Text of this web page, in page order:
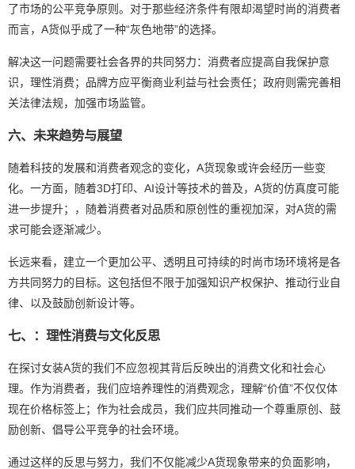
了市场的公平竞争原则。对于那些经济条件有限却渴望时尚的消费者
而言，A货似乎成了一种“灰色地带”的选择。
解决这一问题需要社会各界的共同努力：消费者应提高自我保护意
识，理性消费；品牌方应平衡商业利益与社会责任；政府则需完善相
关法律法规，加强市场监管。
六、未来趋势与展望
随着科技的发展和消费者观念的变化，A货现象或许会经历一些变
化。一方面，随着3D打印、AI设计等技术的普及，A货的仿真度可能
进一步提升；，随着消费者对品质和原创性的重视加深，对A货的需
求可能会逐渐减少。
长远来看，建立一个更加公平、透明且可持续的时尚市场环境将是各
方共同努力的目标。这包括但不限于加强知识产权保护、推动行业自
律、以及鼓励创新设计等。
七、：理性消费与文化反思
在探讨女装A货的我们不应忽视其背后反映出的消费文化和社会心
理。作为消费者，我们应培养理性的消费观念，理解“价值”不仅仅体
现在价格标签上；作为社会成员，我们应共同推动一个尊重原创、鼓
励创新、倡导公平竞争的社会环境。
通过这样的反思与努力，我们不仅能减少A货现象带来的负面影响，